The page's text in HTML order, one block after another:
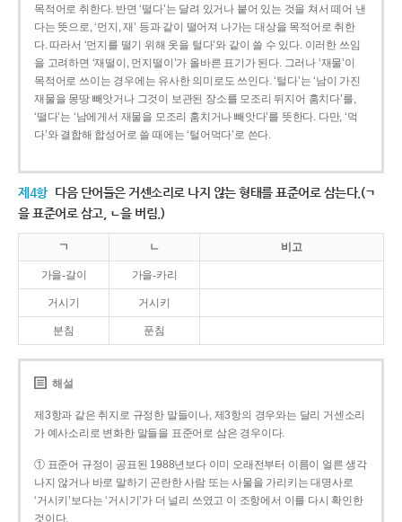
목적어로 취한다. 반면 ‘떨다’는 달려 있거나 붙어 있는 것을 쳐서 떼어 낸
다는 뜻으로, ‘먼지, 재’ 등과 같이 떨어져 나가는 대상을 목적어로 취한
다. 따라서 ‘먼지를 떨기 위해 옷을 털다’와 같이 쓸 수 있다. 이러한 쓰임
을 고려하면 ‘재떨이, 먼지떨이’가 올바른 표기가 된다. 그러나 ‘재물’이
목적어로 쓰이는 경우에는 유사한 의미로도 쓰인다. ‘털다’는 ‘남이 가진
재물을 몽땅 빼앗거나 그것이 보관된 장소를 모조리 뒤지어 훔치다’를,
‘떨다’는 ‘남에게서 재물을 모조리 훔치거나 빼앗다’를 뜻한다. 다만, ‘먹
다’와 결합해 합성어로 쓸 때에는 ‘털어먹다’로 쓴다.
제4항 다음 단어들은 거센소리로 나지 않는 형태를 표준어로 삼는다.(ㄱ
을 표준어로 삼고, ㄴ을 버림.)
ㄱ ㄴ 비고
가을-갈이 가을-카리
거시기 거시키
분침 푼침
해설
제3항과 같은 취지로 규정한 말들이나, 제3항의 경우와는 달리 거센소리
가 예사소리로 변화한 말들을 표준어로 삼은 경우이다.
① 표준어 규정이 공표된 1988년보다 이미 오래전부터 이름이 얼른 생각
나지 않거나 바로 말하기 곤란한 사람 또는 사물을 가리키는 대명사로
‘거시키’보다는 ‘거시기’가 더 널리 쓰였고 이 조항에서 이를 다시 확인한
것이다.